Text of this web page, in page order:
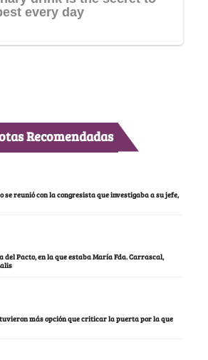
Recomendadas
se reunió con la congresista que investigaba a su jefe,
Pacto, en la que estaba María Fda. Carrascal,
tuvieron más opción que criticar la puerta por la que